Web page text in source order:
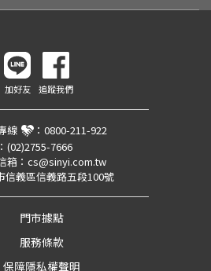
加好友 追蹤我們
線 ： 0800-211-922
(02)2755-7666
箱： cs@sinyi.com.tw
信義區信義路五段100號
門市據點
服務條款
保障隱私權聲明